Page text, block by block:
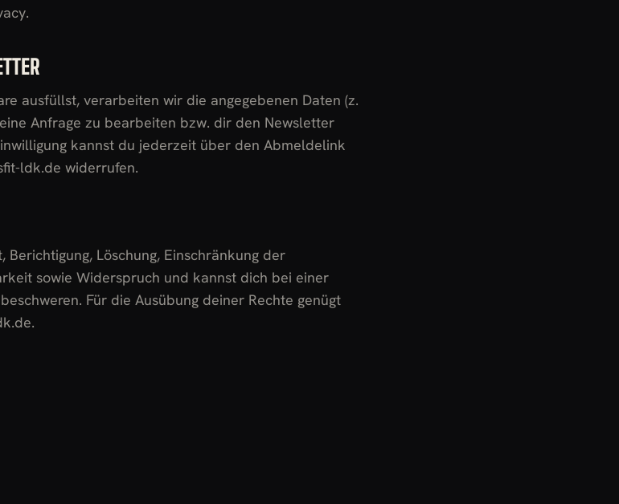
ausfüllst, verarbeiten wir die angegebenen Daten (z.
Anfrage zu bearbeiten bzw. dir den Newsletter
kannst du jederzeit über den Abmeldelink
ldk.de widerrufen.
Berichtigung, Löschung, Einschränkung der
sowie Widerspruch und kannst dich bei einer
Für die Ausübung deiner Rechte genügt